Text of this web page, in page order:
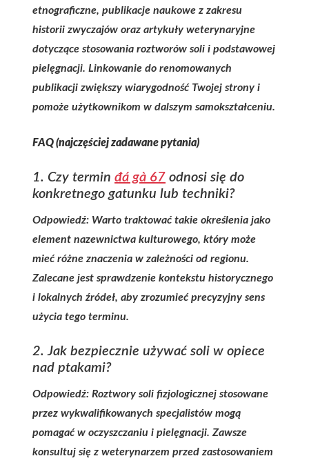
etnograficzne, publikacje naukowe z zakresu
historii zwyczajów oraz artykuły weterynaryjne
dotyczące stosowania roztworów soli i podstawowej
pielęgnacji. Linkowanie do renomowanych
publikacji zwiększy wiarygodność Twojej strony i
pomoże użytkownikom w dalszym samokształceniu.
FAQ (najczęściej zadawane pytania)
1. Czy termin đá gà 67 odnosi się do
konkretnego gatunku lub techniki?
Odpowiedź: Warto traktować takie określenia jako
element nazewnictwa kulturowego, który może
mieć różne znaczenia w zależności od regionu.
Zalecane jest sprawdzenie kontekstu historycznego
i lokalnych źródeł, aby zrozumieć precyzyjny sens
użycia tego terminu.
2. Jak bezpiecznie używać soli w opiece
nad ptakami?
Odpowiedź: Roztwory soli fizjologicznej stosowane
przez wykwalifikowanych specjalistów mogą
pomagać w oczyszczaniu i pielęgnacji. Zawsze
konsultuj się z weterynarzem przed zastosowaniem